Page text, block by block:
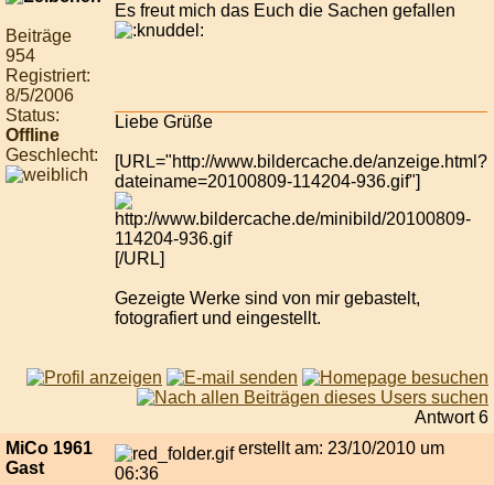
Beiträge
954
Registriert:
8/5/2006
Status:
Offline
Geschlecht:
Es freut mich das Euch die Sachen gefallen
Liebe Grüße
[URL="http://www.bildercache.de/anzeige.html?
dateiname=20100809-114204-936.gif"]
[/URL]
Gezeigte Werke sind von mir gebastelt,
fotografiert und eingestellt.
Antwort 6
MiCo 1961
Gast
erstellt am: 23/10/2010 um
06:36